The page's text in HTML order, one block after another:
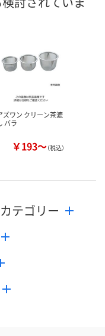
ズワン クリーン茶漉
バラ
￥193～（税込）
テゴリー